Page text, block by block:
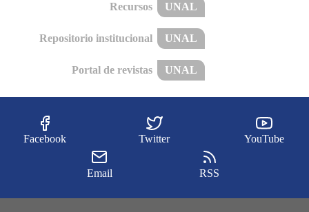
Recursos UNAL
Repositorio institucional UNAL
Portal de revistas UNAL
Facebook Twitter YouTube
Email RSS